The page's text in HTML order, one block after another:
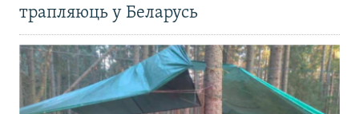
трапляюць у Беларусь